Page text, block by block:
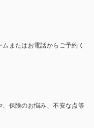
またはお電話からご予約く
、保険のお悩み、不安な点等